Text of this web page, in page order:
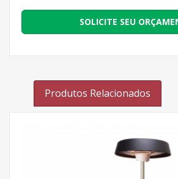
SOLICITE SEU
Produtos Relacionados